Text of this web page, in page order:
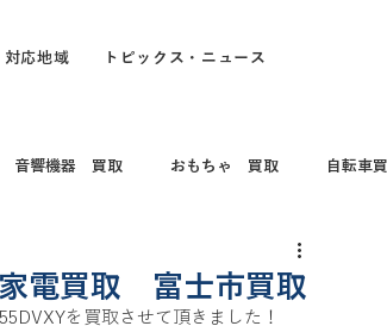
対応地域 トピックス・ニュース
音響機器 買取 おもちゃ 買取 自転車
電買取 富士市買取
を買取させて頂きました！